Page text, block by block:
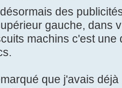
des
gauche, dans
machins c'est une
que j'avais